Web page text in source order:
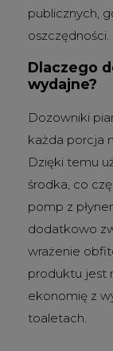
publicznych,
oszczędności.
Dlaczego
wydajne?
Dozowniki
każda porcja
Dzięki temu
środka, co
pomp z
dodatkowo
wrażenie
produktu jest
ekonomię z
toaletach.